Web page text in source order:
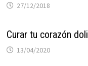
27/12/2018
Curar tu corazón
13/04/2020